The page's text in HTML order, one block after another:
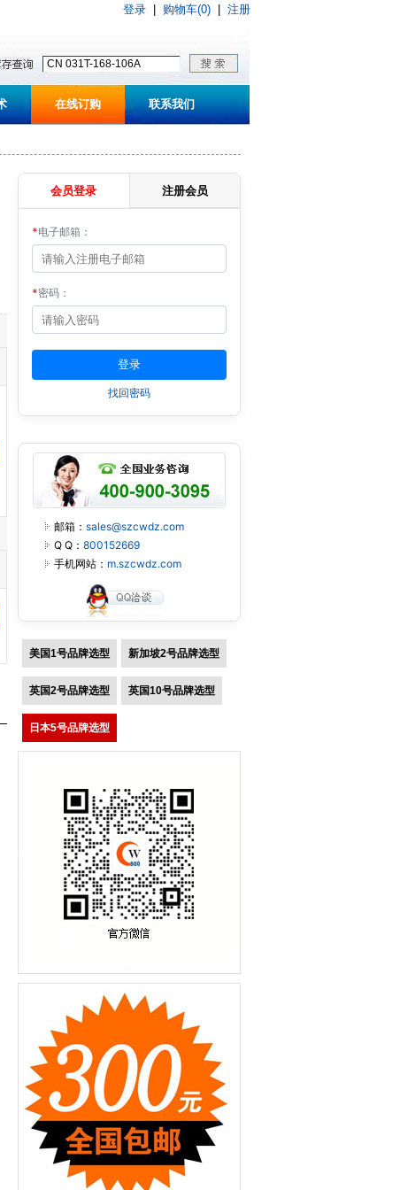
登录 购物车(0) 注册
在线订购 联系我们
会员登录 注册会员
*电子邮箱：
*密码：
找回密码
邮箱： sales@szcwdz.com
Q Q： 800152669
手机网站： m.szcwdz.com
美国1号品牌选型 新加坡2号品牌选型
英国2号品牌选型 英国10号品牌选型
日本5号品牌选型